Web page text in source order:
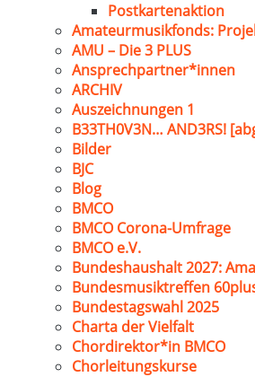
Postkartenaktion
Amateurmusikfonds:
AMU – Die 3 PLUS
Ansprechpartner*innen
ARCHIV
Auszeichnungen 1
B33TH0V3N… AND3RS!
Bilder
BJC
Blog
BMCO
BMCO Corona-Umfrage
BMCO e.V.
Bundeshaushalt 2027:
Bundesmusiktreffen
Bundestagswahl 2025
Charta der Vielfalt
Chordirektor*in BMCO
Chorleitungskurse